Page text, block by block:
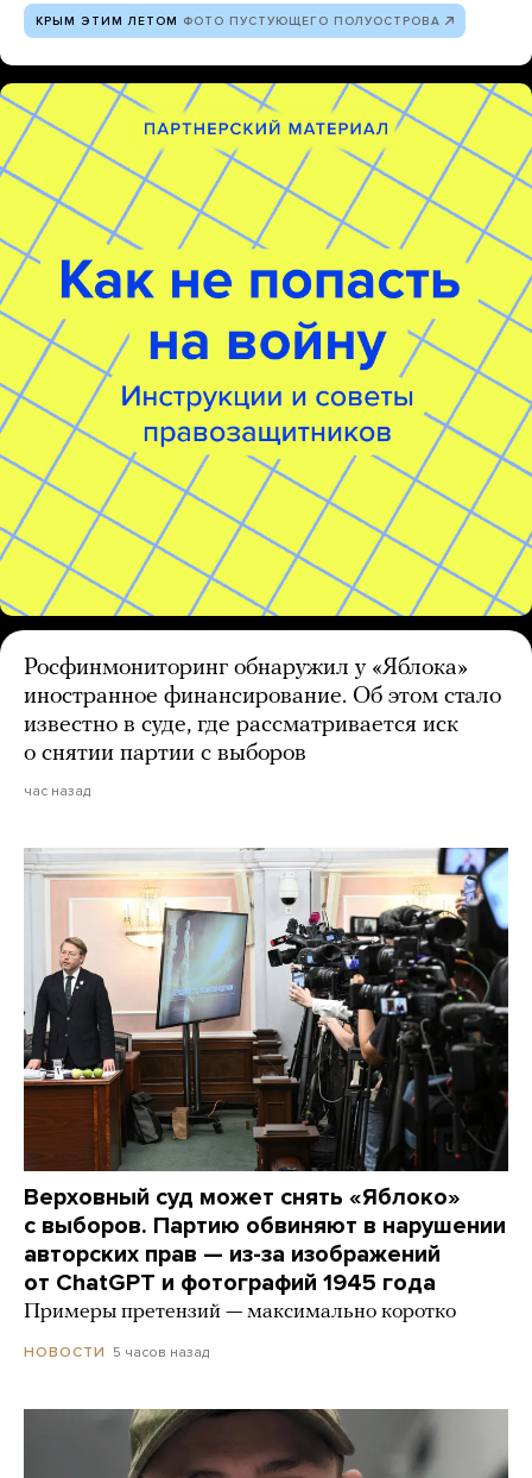
КРЫМ ЭТИМ ЛЕТОМ ФОТО ПУСТУЮЩЕГО ПОЛУОСТРОВА
Росфинмониторинг обнаружил у «Яблока»
иностранное финансирование. Об этом стало
известно в суде, где рассматривается иск
о снятии партии с выборов
час назад
Верховный суд может снять «Яблоко»
с выборов. Партию обвиняют в нарушении
авторских прав — из-за изображений
от ChatGPT и фотографий 1945 года
Примеры претензий — максимально коротко
НОВОСТИ 5 часов назад